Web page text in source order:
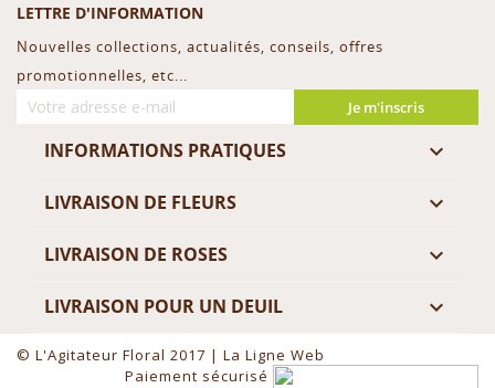
LETTRE D'INFORMATION
Nouvelles collections, actualités, conseils, offres
promotionnelles, etc...
Je m'inscris
INFORMATIONS PRATIQUES 
LIVRAISON DE FLEURS 
LIVRAISON DE ROSES 
LIVRAISON POUR UN DEUIL 
© L'Agitateur Floral 2017 | La Ligne Web
Paiement sécurisé